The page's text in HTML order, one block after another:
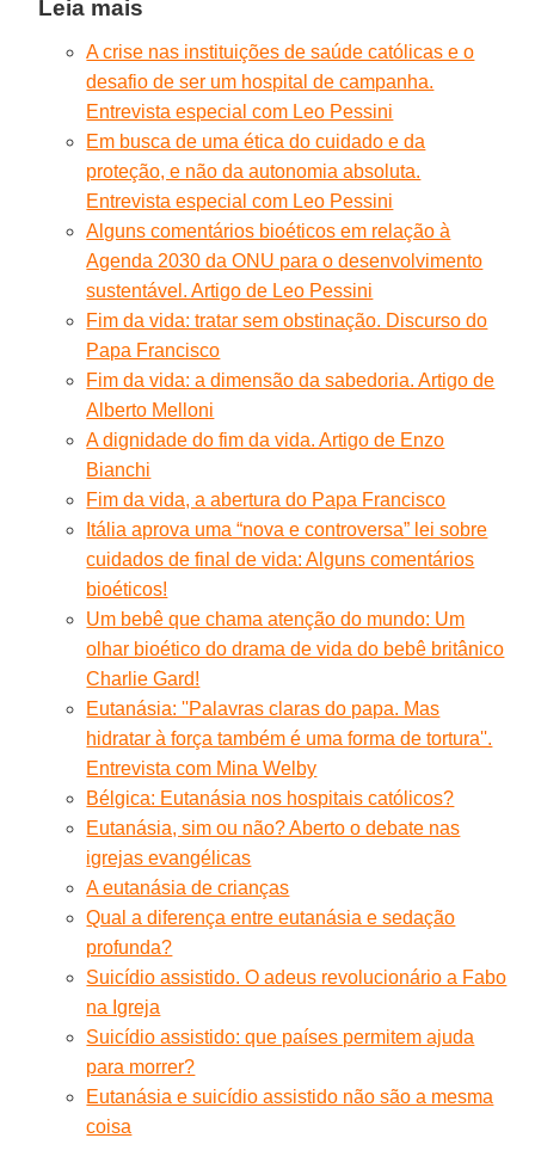
Leia mais
A crise nas instituições de saúde católicas e o
desafio de ser um hospital de campanha.
Entrevista especial com Leo Pessini
Em busca de uma ética do cuidado e da
proteção, e não da autonomia absoluta.
Entrevista especial com Leo Pessini
Alguns comentários bioéticos em relação à
Agenda 2030 da ONU para o desenvolvimento
sustentável. Artigo de Leo Pessini
Fim da vida: tratar sem obstinação. Discurso do
Papa Francisco
Fim da vida: a dimensão da sabedoria. Artigo de
Alberto Melloni
A dignidade do fim da vida. Artigo de Enzo
Bianchi
Fim da vida, a abertura do Papa Francisco
Itália aprova uma “nova e controversa” lei sobre
cuidados de final de vida: Alguns comentários
bioéticos!
Um bebê que chama atenção do mundo: Um
olhar bioético do drama de vida do bebê britânico
Charlie Gard!
Eutanásia: ''Palavras claras do papa. Mas
hidratar à força também é uma forma de tortura''.
Entrevista com Mina Welby
Bélgica: Eutanásia nos hospitais católicos?
Eutanásia, sim ou não? Aberto o debate nas
igrejas evangélicas
A eutanásia de crianças
Qual a diferença entre eutanásia e sedação
profunda?
Suicídio assistido. O adeus revolucionário a Fabo
na Igreja
Suicídio assistido: que países permitem ajuda
para morrer?
Eutanásia e suicídio assistido não são a mesma
coisa